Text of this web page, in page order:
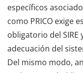
específicos
como PRICO exige
obligatorio del SIRE
adecuación del
Del mismo modo,